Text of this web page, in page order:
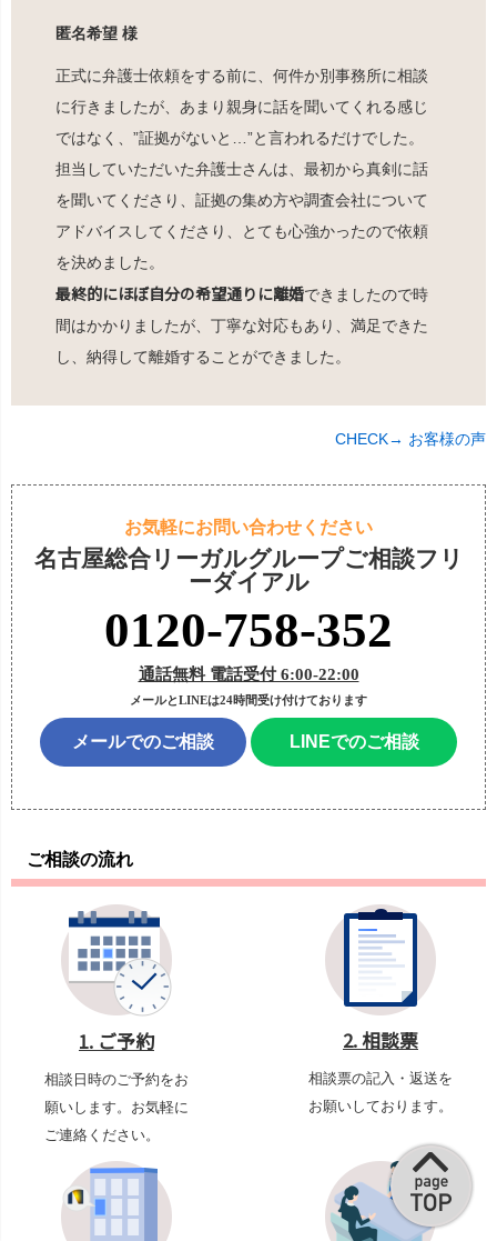
匿名希望 様
正式に弁護士依頼をする前に、何件か別事務所に相談
に行きましたが、あまり親身に話を聞いてくれる感じ
ではなく、”証拠がないと…”と言われるだけでした。
担当していただいた弁護士さんは、最初から真剣に話
を聞いてくださり、証拠の集め方や調査会社について
アドバイスしてくださり、とても心強かったので依頼
を決めました。
最終的にほぼ自分の希望通りに離婚できましたので時
間はかかりましたが、丁寧な対応もあり、満足できた
し、納得して離婚することができました。
CHECK→ お客様の声
お気軽にお問い合わせください
名古屋総合リーガルグループご相談フリ
ーダイアル
0120-758-352
通話無料 電話受付 6:00-22:00
メールとLINEは24時間受け付けております
メールでのご相談 LINEでのご相談
ご相談の流れ
1. ご予約
相談日時のご予約をお
願いします。お気軽に
ご連絡ください。
2. 相談票
相談票の記入・返送を
お願いしております。